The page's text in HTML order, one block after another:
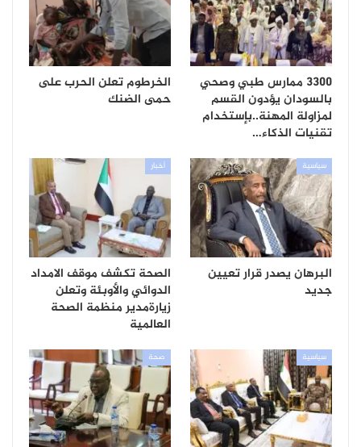
3300 ممارس طبي وصحي
بالسودان يؤدون القسم
لمزاولة المهنة..بإستخدام
تقنيات الذكاء…
الخرطوم تعلن الحرب على
حمى الضنك
سياسية
البرهان يصدر قرار تعيين
جديد
أخبار
الصحة تكشف موقف الامداد
الدوائي والأوبئة وتعلن
زيارةمدير منظمة الصحة
العالمية
سياسية صحة